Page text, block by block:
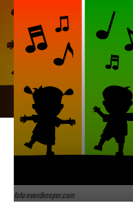
foto:eventkeeper.com